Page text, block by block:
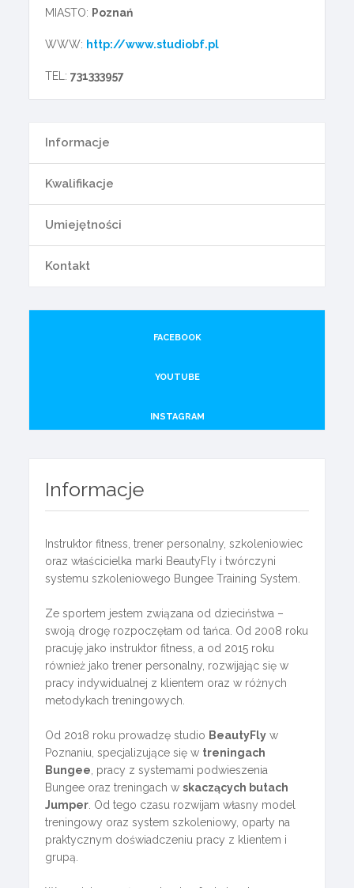
MIASTO: Poznań
WWW: http://www.studiobf.pl
TEL:731333957
Informacje
Kwalifikacje
Umiejętności
Kontakt
FACEBOOK
YOUTUBE
INSTAGRAM
Informacje
Instruktor fitness, trener personalny, szkoleniowiec
oraz właścicielka marki BeautyFly i twórczyni
systemu szkoleniowego Bungee Training System.
Ze sportem jestem związana od dzieciństwa –
swoją drogę rozpoczęłam od tańca. Od 2008 roku
pracuję jako instruktor fitness, a od 2015 roku
również jako trener personalny, rozwijając się w
pracy indywidualnej z klientem oraz w różnych
metodykach treningowych.
Od 2018 roku prowadzę studio BeautyFly w
Poznaniu, specjalizujące się w treningach
Bungee , pracy z systemami podwieszenia
Bungee oraz treningach wskaczących butach
Jumper . Od tego czasu rozwijam własny model
treningowy oraz system szkoleniowy, oparty na
praktycznym doświadczeniu pracy z klientem i
grupą.